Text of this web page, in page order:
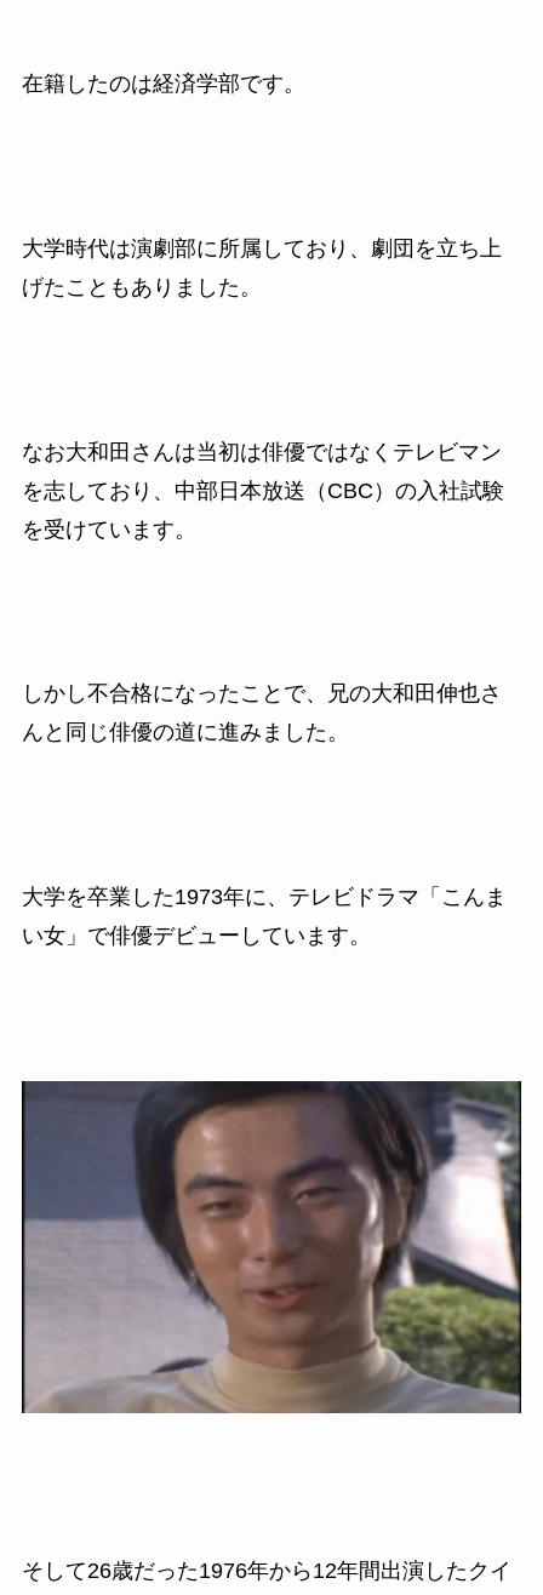
在籍したのは経済学部です。
大学時代は演劇部に所属しており、劇団を立ち上
げたこともありました。
なお大和田さんは当初は俳優ではなくテレビマン
を志しており、中部日本放送（ CBC ）の入社試験
を受けています。
しかし不合格になったことで、兄の大和田伸也さ
んと同じ俳優の道に進みました。
大学を卒業した1973年に、テレビドラマ「こんま
い女」で俳優デビューしています。
そして26歳だった1976年から12年間出演したクイ